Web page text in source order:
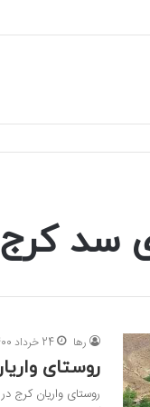
سد کرج
رها 24 خرداد 1400
روستای
روستای واریان کرج